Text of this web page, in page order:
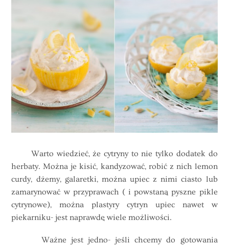
Warto wiedzieć, że cytryny to nie tylko dodatek do
herbaty. Można je kisić, kandyzować, robić z nich lemon
curdy, dżemy, galaretki, można upiec z nimi ciasto lub
zamarynować w przyprawach ( i powstaną pyszne pikle
cytrynowe), można plastyry cytryn upiec nawet w
piekarniku- jest naprawdę wiele możliwości.
Ważne jest jedno- jeśli chcemy do gotowania